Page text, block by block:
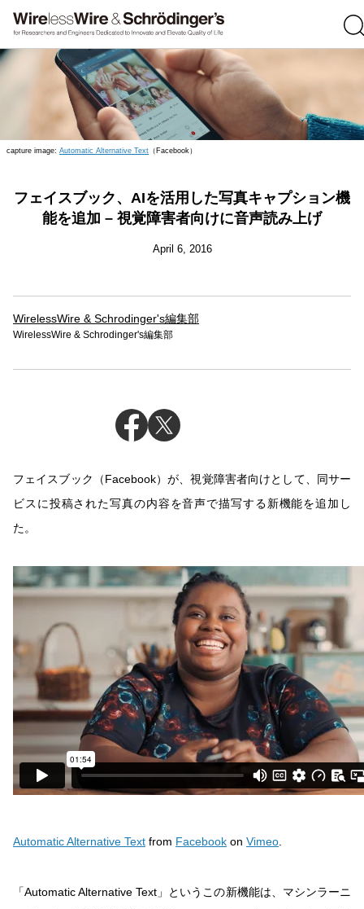
capture image: Automatic Alternative Text （Facebook）
フェイスブック、AIを活用した写真キャプション機
能を追加 – 視覚障害者向けに音声読み上げ
April 6, 2016
WirelessWire & Schrodinger's編集部
WirelessWire & Schrodinger's編集部
フェイスブック（Facebook）が、視覚障害者向けとして、同サー
ビスに投稿された写真の内容を音声で描写する新機能を追加し
た。
Automatic Alternative Text from Facebook on Vimeo.
「Automatic Alternative Text」というこの新機能は、マシンラーニ